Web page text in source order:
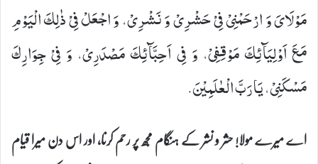
مَوْلَایَ وَ ارْحَمْنِیْ فِیْ حَشْرِیْ وَ نَشْرِیْ، وَ اجْعَلْ فِیْ ذٰلِكَ الْیَوْمِ
مَعَ اَوْلِیَآئِكَ مَوْقِفِیْ، وَ فِی اَحِبَّآئِكَ مَصْدَرِیْ، وَ فِیْ جِوَارِكَ
مَسْكَنِیْ، یَا رَبَّ الْعٰلَمِیْنَ.
اے میرے مولا! حشر و نشر کے ہنگام مجھ پر رحم کرنا، اور اس دن میرا قیام